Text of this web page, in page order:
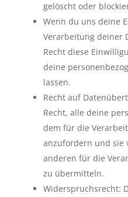
gelöscht oder
Wenn du uns deine
Verarbeitung deiner
Recht diese
deine
lassen.
Recht auf
Recht, alle deine
dem für die
anzufordern und sie
anderen für die
zu übermitteln.
Widerspruchsrecht: